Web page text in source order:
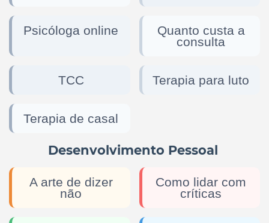
Psicóloga online
Quanto custa a
consulta
TCC Terapia para luto
Terapia de casal
Desenvolvimento Pessoal
A arte de dizer
não
Como lidar com
críticas